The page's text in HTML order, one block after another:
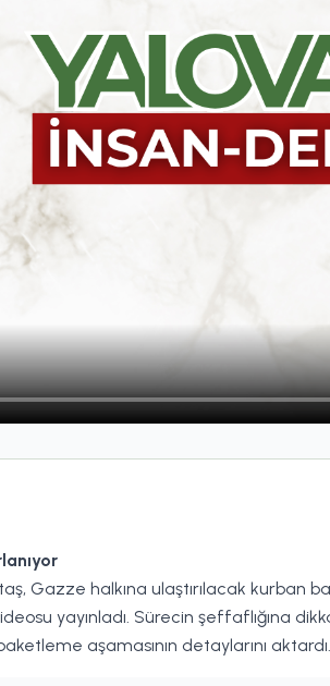
Gazze halkına ulaştırılacak kurban
yayınladı. Sürecin şeffaflığına
aşamasının detaylarını aktardı.